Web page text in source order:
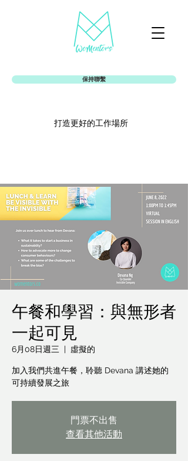
保持聯繫
打造更好的工作場所
Womentors女娘社
午餐和學習：與無形者
一起可見
6月08日週三
  |
虛擬的
加入我們共進午餐，聆聽 Devana 講述她的
門票不出售
查看其他活動